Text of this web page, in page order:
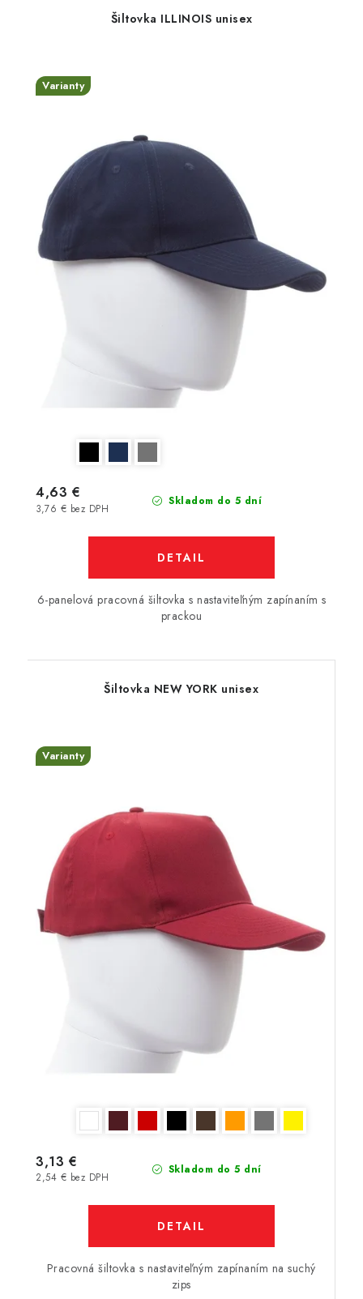
Šiltovka ILLINOIS unisex
Varianty
Skladom do 5 dní
3,76 € bez DPH
4,63 €
DETAIL
6-panelová pracovná šiltovka s nastaviteľným zapínaním s
prackou
Šiltovka NEW YORK unisex
Varianty
Skladom do 5 dní
2,54 € bez DPH
3,13 €
DETAIL
Pracovná šiltovka s nastaviteľným zapínaním na suchý
zips